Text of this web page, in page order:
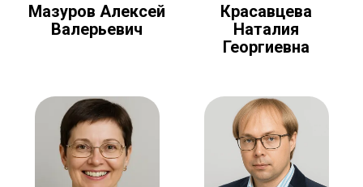
Мазуров Алексей
Валерьевич
Красавцева
Наталия
Георгиевна